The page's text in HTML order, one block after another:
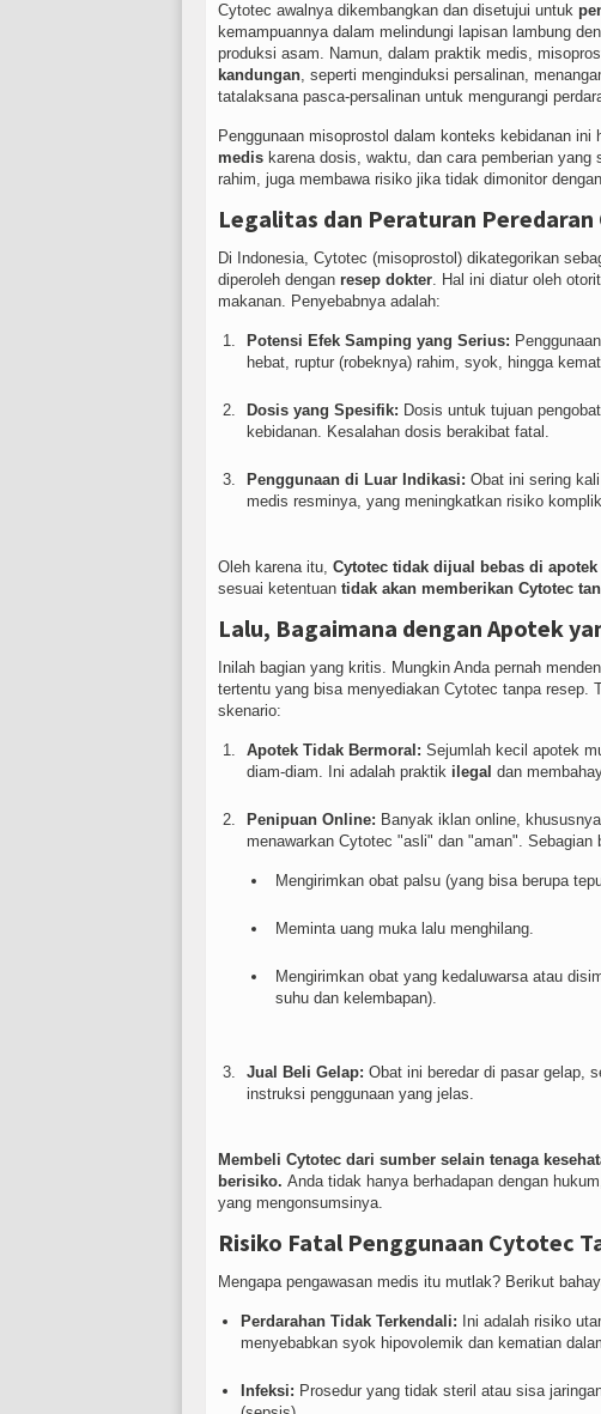
Cytotec awalnya dikembangkan dan disetujui untuk
kemampuannya dalam melindungi lapisan lambung
produksi asam. Namun, dalam praktik medis,
kandungan, seperti menginduksi persalinan,
tatalaksana pasca-persalinan untuk mengurangi
Penggunaan misoprostol dalam konteks kebidanan ini
medis karena dosis, waktu, dan cara pemberian
rahim, juga membawa risiko jika tidak dimonitor
Legalitas dan Peraturan
Di Indonesia, Cytotec (misoprostol) dikategorikan
diperoleh dengan resep dokter. Hal ini diatur oleh
makanan. Penyebabnya adalah:
Potensi Efek Samping yang Serius:
hebat, ruptur (robeknya) rahim, syok, hingga
Dosis yang Spesifik: Dosis untuk tujuan
kebidanan. Kesalahan dosis berakibat fatal.
Penggunaan di Luar Indikasi: Obat ini sering
medis resminya, yang meningkatkan risiko
Oleh karena itu, Cytotec tidak dijual bebas di
sesuai ketentuan tidak akan memberikan Cytotec
Lalu, Bagaimana dengan Apotek
Inilah bagian yang kritis. Mungkin Anda pernah
tertentu yang bisa menyediakan Cytotec tanpa resep.
skenario:
Apotek Tidak Bermoral: Sejumlah kecil apotek
diam-diam. Ini adalah praktik ilegal dan
Penipuan Online: Banyak iklan online,
menawarkan Cytotec "asli" dan "aman". Sebagian
Mengirimkan obat palsu (yang bisa berupa
Meminta uang muka lalu menghilang.
Mengirimkan obat yang kedaluwarsa atau
suhu dan kelembapan).
Jual Beli Gelap: Obat ini beredar di pasar gelap,
instruksi penggunaan yang jelas.
Membeli Cytotec dari sumber selain tenaga
berisiko. Anda tidak hanya berhadapan dengan
yang mengonsumsinya.
Risiko Fatal Penggunaan Cytotec
Mengapa pengawasan medis itu mutlak? Berikut
Perdarahan Tidak Terkendali: Ini adalah risiko
menyebabkan syok hipovolemik dan kematian
Infeksi: Prosedur yang tidak steril atau sisa